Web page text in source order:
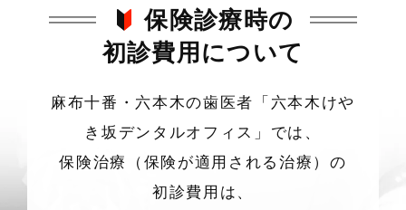
保険診療時の
初診費用について
麻布十番・六本木の歯医者「六本木けや
き坂デンタルオフィス」では、
保険治療（保険が適用される治療）の
初診費用は、